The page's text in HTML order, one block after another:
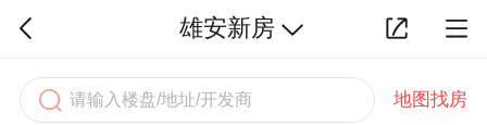
雄安新房
地图找房